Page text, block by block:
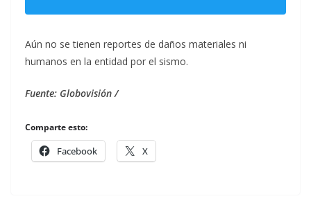
Aún no se tienen reportes de daños materiales ni
humanos en la entidad por el sismo.
Fuente: Globovisión /
Comparte esto:
Facebook X